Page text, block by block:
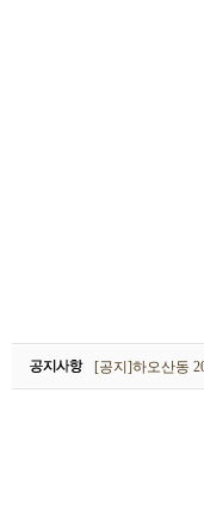
하오산동 2026
[공지]하오산동
[공지]하오산동